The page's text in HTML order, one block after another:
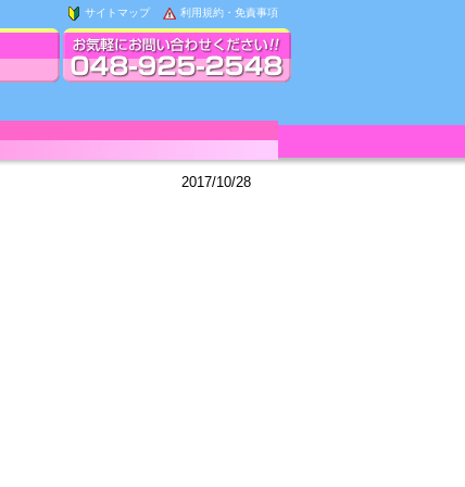
利用規約・免責事項
サイトマップ
2017/10/28